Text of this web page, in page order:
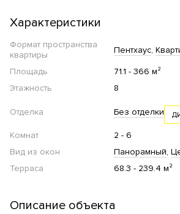
Характеристики
Формат пространства
квартиры
Пентхаус
Площадь
71.1 - 366 м²
Этажность
8
Отделка Без отделки
Комнат
2 - 6
Вид из окон
Панорамный
Терраса
68.3 - 239.4 м²
Описание объекта